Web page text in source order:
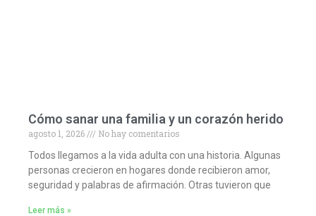
Cómo sanar una familia y un corazón herido
agosto 1, 2026
No hay comentarios
Todos llegamos a la vida adulta con una historia. Algunas
personas crecieron en hogares donde recibieron amor,
seguridad y palabras de afirmación. Otras tuvieron que
Leer más »